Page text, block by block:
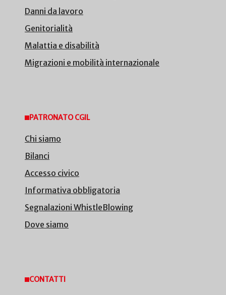
Danni da lavoro
Genitorialità
Malattia e disabilità
Migrazioni e mobilità internazionale
PATRONATO CGIL
Chi siamo
Bilanci
Accesso civico
Informativa obbligatoria
Segnalazioni WhistleBlowing
Dove siamo
CONTATTI